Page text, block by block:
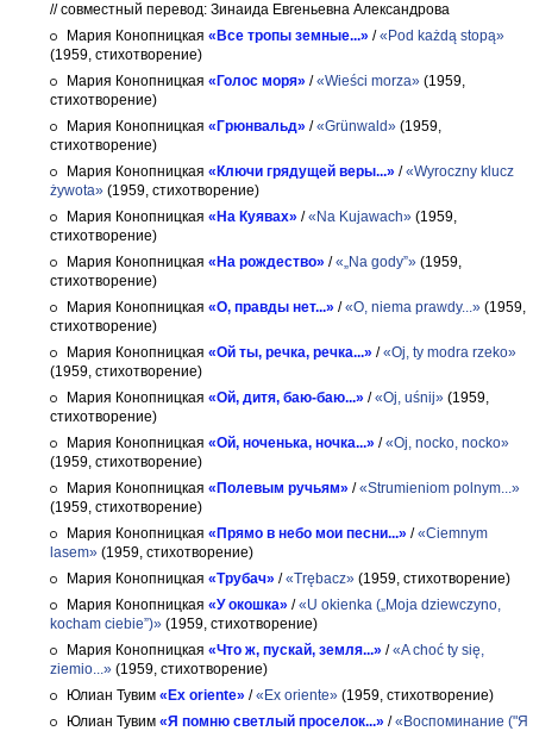
// совместный перевод: Зинаида Евгеньевна Александрова
Мария Конопницкая «Все тропы земные...» /«Pod każdą stopą»
(1959, стихотворение)
Мария Конопницкая «Голос моря» /«Wieści morza» (1959,
стихотворение)
Мария Конопницкая «Грюнвальд» /«Grünwald» (1959,
стихотворение)
Мария Конопницкая «Ключи грядущей веры...» /«Wyroczny klucz
żywota» (1959, стихотворение)
Мария Конопницкая «На Куявах» /«Na Kujawach» (1959,
стихотворение)
Мария Конопницкая «На рождество» /«„Na gody”» (1959,
стихотворение)
Мария Конопницкая «О, правды нет...» /«O, niema prawdy...» (1959,
стихотворение)
Мария Конопницкая «Ой ты, речка, речка...» /«Oj, ty modra rzeko»
(1959, стихотворение)
Мария Конопницкая «Ой, дитя, баю-баю...» /«Oj, uśnij» (1959,
стихотворение)
Мария Конопницкая «Ой, ноченька, ночка...» /«Oj, nocko, nocko»
(1959, стихотворение)
Мария Конопницкая «Полевым ручьям» /«Strumieniom polnym...»
(1959, стихотворение)
Мария Конопницкая «Прямо в небо мои песни...» /«Ciemnym
lasem» (1959, стихотворение)
Мария Конопницкая «Трубач» /«Trębacz» (1959, стихотворение)
Мария Конопницкая «У окошка» /«U okienka („Moja dziewczyno,
kocham ciebie”)» (1959, стихотворение)
Мария Конопницкая «Что ж, пускай, земля...» /«A choć ty się,
ziemio...» (1959, стихотворение)
Юлиан Тувим «Ex oriente» /«Ex oriente» (1959, стихотворение)
Юлиан Тувим «Я помню светлый проселок...» /«Воспоминание ("Я